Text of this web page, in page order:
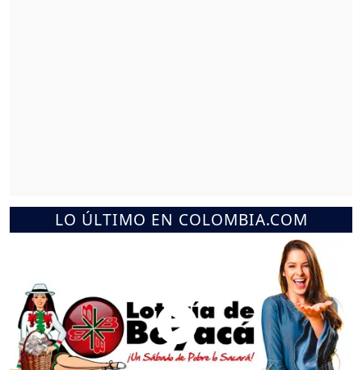
LO ÚLTIMO EN COLOMBIA.COM